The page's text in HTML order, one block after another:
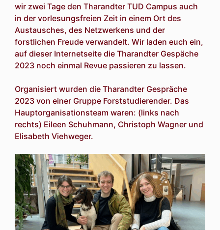
wir zwei Tage den Tharandter TUD Campus auch
in der vorlesungsfreien Zeit in einem Ort des
Austausches, des Netzwerkens und der
forstlichen Freude verwandelt. Wir laden euch ein,
auf dieser Internetseite die Tharandter Gespäche
2023 noch einmal Revue passieren zu lassen.
Organisiert wurden die Tharandter Gespräche
2023 von einer Gruppe Forststudierender. Das
Hauptorganisationsteam waren: (links nach
rechts) Eileen Schuhmann, Christoph Wagner und
Elisabeth Viehweger.